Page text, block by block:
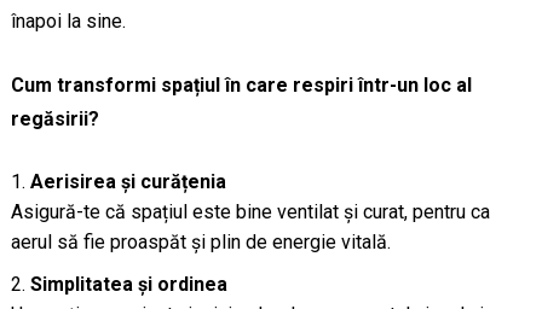
înapoi la sine.
Cum transformi spațiul în care respiri într-un loc al
regăsirii?
Aerisirea și curățenia
Asigură-te că spațiul este bine ventilat și curat, pentru ca
aerul să fie proaspăt și plin de energie vitală.
Simplitatea și ordinea